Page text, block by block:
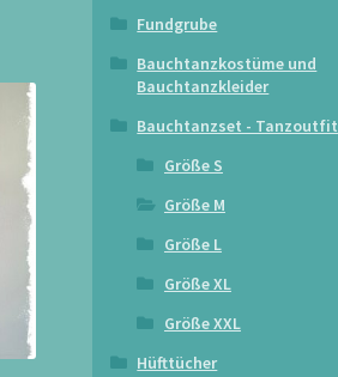
Fundgrube
Bauchtanzkostüme und
Bauchtanzkleider
Bauchtanzset - Tanzoutfit
Größe S
Größe M
Größe L
Größe XL
Größe XXL
Hüfttücher